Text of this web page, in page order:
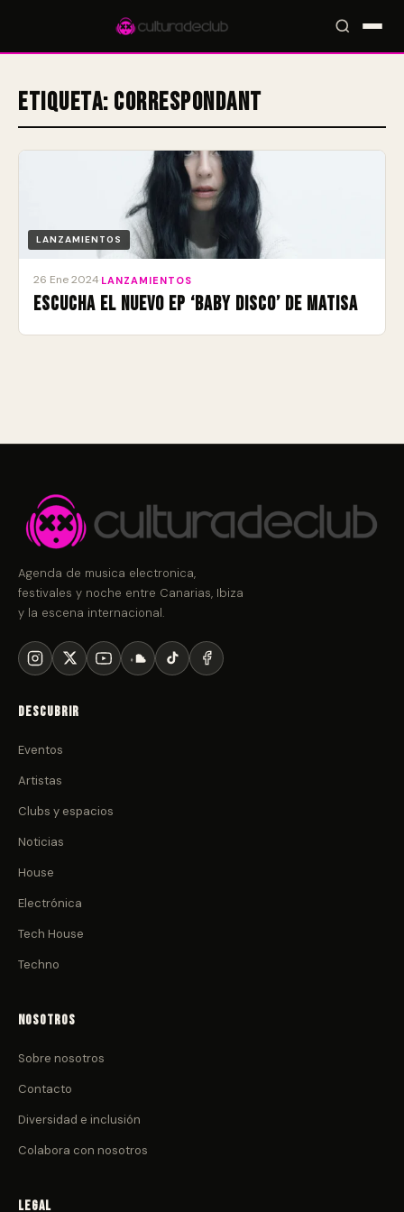
Accesos rápidos: 🎪 Eventos🎤 Artistas📍 Locales📰 Radar
Etiqueta: Correspondant
LANZAMIENTOS
26 Ene 2024 LANZAMIENTOS
Escucha el nuevo EP ‘Baby Disco’ de Matisa
Agenda de musica electronica,
festivales y noche entre Canarias, Ibiza
y la escena internacional.
Descubrir
Eventos
Artistas
Clubs y espacios
Noticias
House
Electrónica
Tech House
Techno
Nosotros
Sobre nosotros
Contacto
Diversidad e inclusión
Colabora con nosotros
Legal